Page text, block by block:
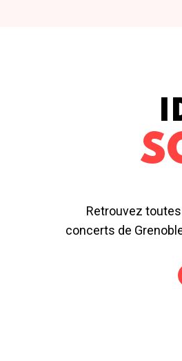
Retrouvez
concerts de